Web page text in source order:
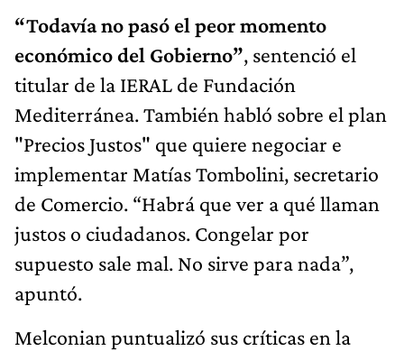
“Todavía no pasó el peor momento
económico del Gobierno”, sentenció el
titular de la IERAL de Fundación
Mediterránea. También habló sobre el plan
"Precios Justos" que quiere negociar e
implementar Matías Tombolini, secretario
de Comercio. “Habrá que ver a qué llaman
justos o ciudadanos. Congelar por
supuesto sale mal. No sirve para nada”,
apuntó.
Melconian puntualizó sus críticas en la